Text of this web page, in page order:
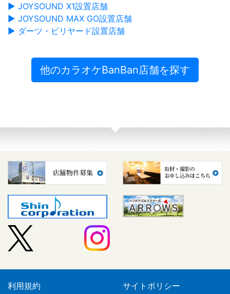
▶ JOYSOUND X1設置店舗
▶ JOYSOUND MAX GO設置店舗
▶ ダーツ・ビリヤード設置店舗
他のカラオケBanBan店舗を探す
利用規約
サイトポリシー